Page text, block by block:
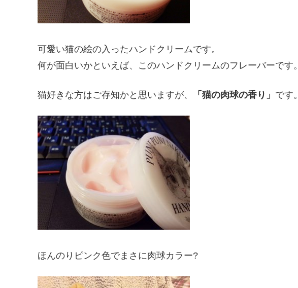
可愛い猫の絵の入ったハンドクリームです。
何が面白いかといえば、このハンドクリームのフレーバーです。
猫好きな方はご存知かと思いますが、 「猫の肉球の香り」 です。
ほんのりピンク色でまさに肉球カラー?